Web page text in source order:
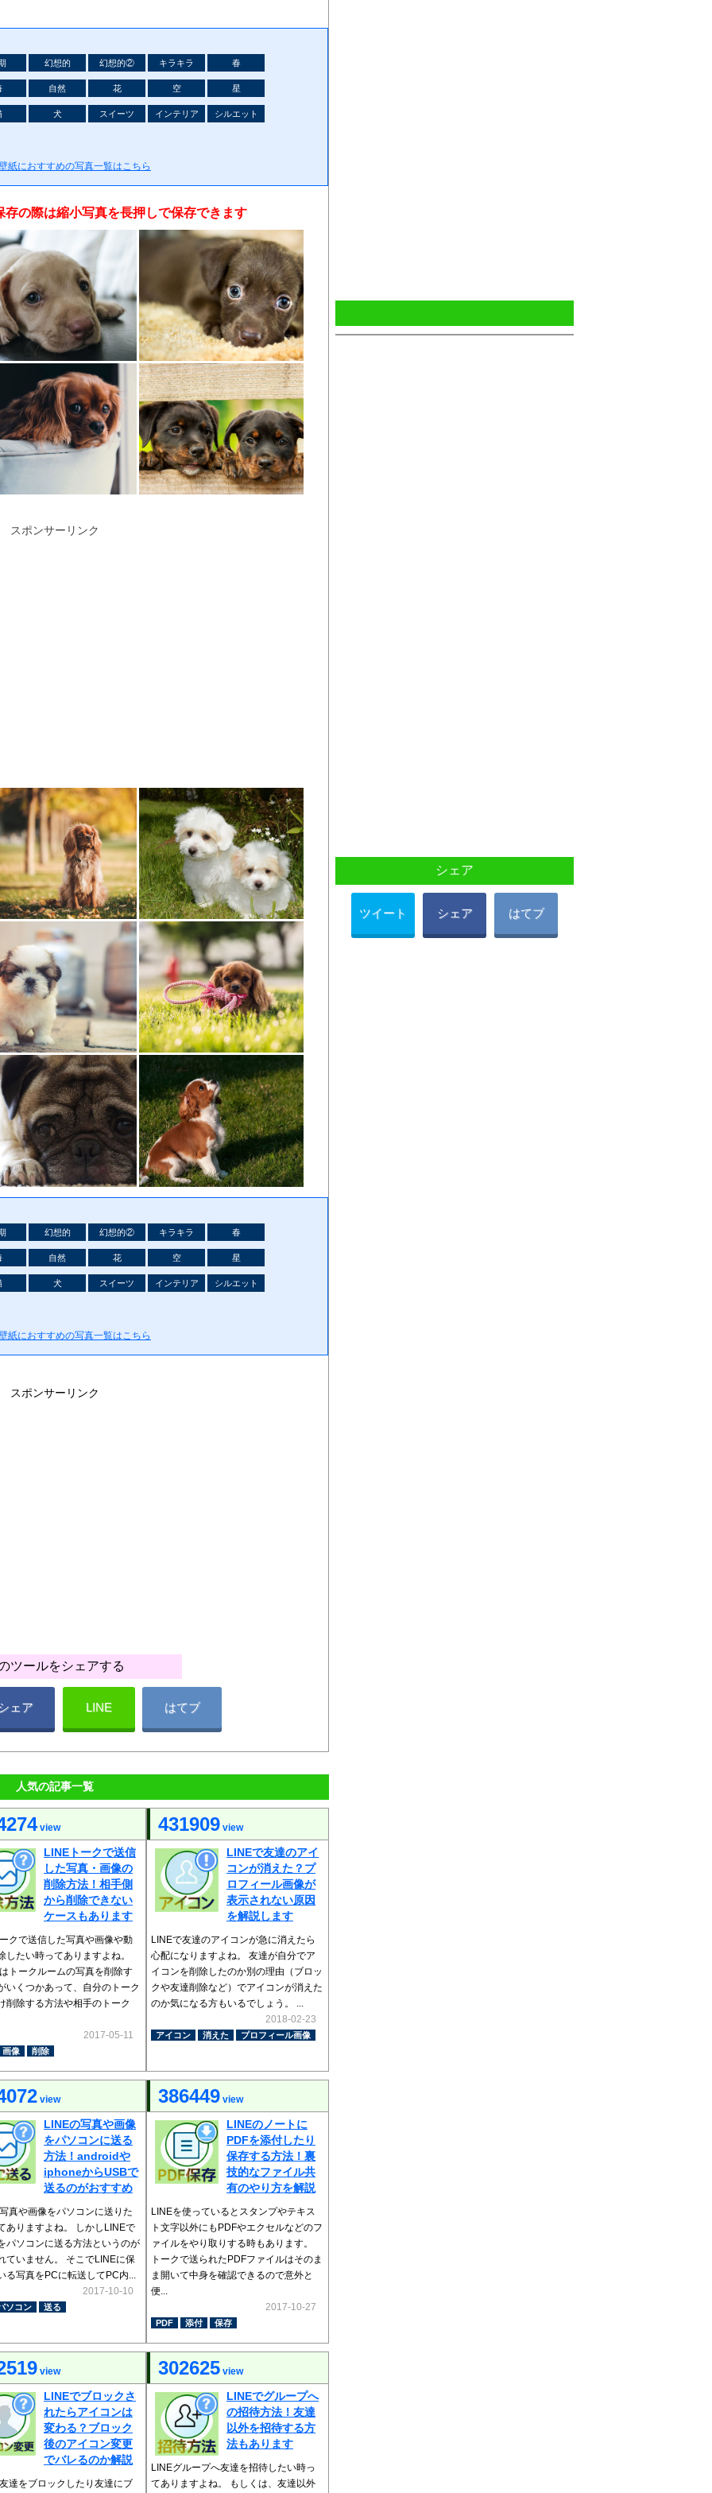
幻想的 幻想的② キラキラ 春
自然 花 空 星
犬 スイーツ インテリア シルエット
紙におすすめの写真一覧はこちら
の際は縮小写真を長押しで保存できます
スポンサーリンク
幻想的 幻想的② キラキラ 春
自然 花 空 星
犬 スイーツ インテリア シルエット
紙におすすめの写真一覧はこちら
スポンサーリンク
ツールをシェアする
ェア LINE はてブ
人気の記事一覧
view
LINEトークで送信
した写真・画像の
削除方法！相手側
から削除できない
ケースもあります
クで送信した写真や画像や動
したい時ってありますよね。
トークルームの写真を削除す
いくつかあって、自分のトーク
削除する方法や相手のトーク
2017-05-11
画像 削除
431909 view
LINEで友達のアイ
コンが消えた？プ
ロフィール画像が
表示されない原因
を解説します
LINEで友達のアイコンが急に消えたら
心配になりますよね。 友達が自分でア
イコンを削除したのか別の理由（ブロッ
クや友達削除など）でアイコンが消えた
のか気になる方もいるでしょう。 ...
2018-02-23
アイコン 消えた プロフィール画像
view
LINEの写真や画像
をパソコンに送る
方法！androidや
iphoneからUSBで
送るのがおすすめ
真や画像をパソコンに送りた
ありますよね。 しかしLINEで
パソコンに送る方法というのが
ていません。 そこでLINEに保
る写真をPCに転送してPC内...
2017-10-10
ソコン 送る
386449 view
LINEのノートに
PDFを添付したり
保存する方法！裏
技的なファイル共
有のやり方を解説
LINEを使っているとスタンプやテキス
ト文字以外にもPDFやエクセルなどのフ
ァイルをやり取りする時もあります。
トークで送られたPDFファイルはそのま
ま開いて中身を確認できるので意外と
便...
2017-10-27
PDF 添付 保存
view
LINEでブロックさ
れたらアイコンは
変わる？ブロック
後のアイコン変更
でバレるのか解説
達をブロックしたり友達にブ
302625 view
LINEでグループへ
の招待方法！友達
以外を招待する方
法もあります
LINEグループへ友達を招待したい時っ
てありますよね。 もしくは、友達以外
シェア
ツイート シェア はてブ